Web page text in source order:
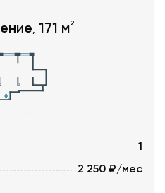
171 м2
1
2 250 ₽/мес